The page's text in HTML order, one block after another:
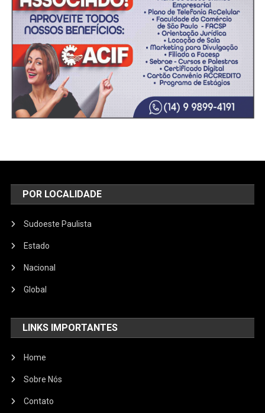
POR LOCALIDADE
Sudoeste Paulista
Estado
Nacional
Global
LINKS IMPORTANTES
Home
Sobre Nós
Contato